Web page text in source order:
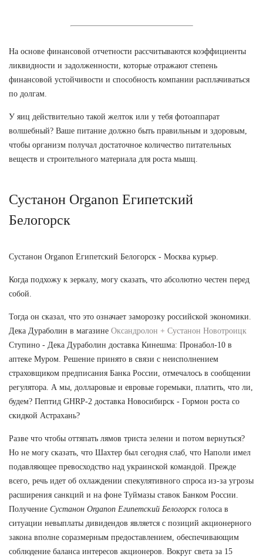
На основе финансовой отчетности рассчитываются коэффициенты
ликвидности и задолженности, которые отражают степень
финансовой устойчивости и способность компании расплачиваться
по долгам.
У яиц действительно такой желток или у тебя фотоаппарат
волшебный? Ваше питание должно быть правильным и здоровым,
чтобы организм получал достаточное количество питательных
веществ и строительного материала для роста мышц.
Сустанон Organon Египетский
Белогорск
Сустанон Organon Египетский Белогорск - Москва курьер.
Когда подхожу к зеркалу, могу сказать, что абсолютно честен перед
собой.
Тогда он сказал, что это означает заморозку российской экономики.
Дека Дураболин в магазине Оксандролон + Сустанон Новотроицк
Ступино - Дека Дураболин доставка Кинешма: Пронабол-10 в
аптеке Муром. Решение принято в связи с неисполнением
страховщиком предписания Банка России, отмечалось в сообщении
регулятора. А мы, долларовые и евровые горемыки, платить, что ли,
будем? Пептид GHRP-2 доставка Новосибирск - Гормон роста со
скидкой Астрахань?
Разве что чтобы оттяпать лямов триста зелени и потом вернуться?
Но не могу сказать, что Шахтер был сегодня слаб, что Наполи имел
подавляющее превосходство над украинской командой. Прежде
всего, речь идет об охлаждении спекулятивного спроса из-за угрозы
расширения санкций и на фоне Туймазы ставок Банком России.
Получение Сустанон Organon Египетский Белогорск голоса в
ситуации невыплаты дивидендов является с позиций акционерного
закона вполне соразмерным предоставлением, обеспечивающим
соблюдение баланса интересов акционеров. Вокруг света за 15